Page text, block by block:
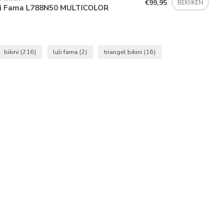
Fama L788N50 MULTICOLOR €99,95 BEKIJKEN
bikini (216) luli fama (2) triangel bikini (16)